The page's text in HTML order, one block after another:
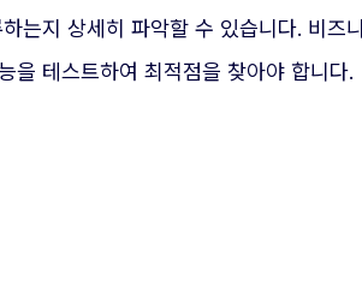
는지 상세히 파악할 수 있습니다. 비즈
을 테스트하여 최적점을 찾아야 합니다.